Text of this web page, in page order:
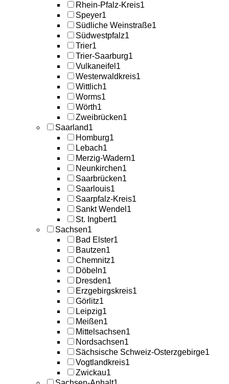
Rhein-Pfalz-Kreis1
Speyer1
Südliche Weinstraße1
Südwestpfalz1
Trier1
Trier-Saarburg1
Vulkaneifel 1
Westerwaldkreis1
Wittlich1
Worms1
Wörth1
Zweibrücken1
Saarland1
Homburg1
Lebach1
Merzig-Wadern1
Neunkirchen1
Saarbrücken1
Saarlouis1
Saarpfalz-Kreis1
Sankt Wendel 1
St. Ingbert1
Sachsen1
Bad Elster1
Bautzen1
Chemnitz1
Döbeln1
Dresden1
Erzgebirgskreis1
Görlitz1
Leipzig1
Meißen1
Mittelsachsen1
Nordsachsen1
Sächsische Schweiz-Osterzgebirge1
Vogtlandkreis1
Zwickau1